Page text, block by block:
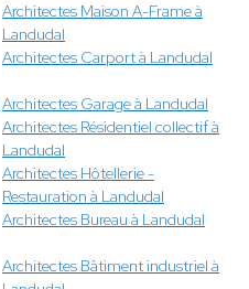
Architectes Maison A-Frame à
Landudal
Architectes Carport à Landudal
Architectes Garage à Landudal
Architectes Résidentiel collectif à
Landudal
Architectes Hôtellerie -
Restauration à Landudal
Architectes Bureau à Landudal
Architectes Bâtiment industriel à